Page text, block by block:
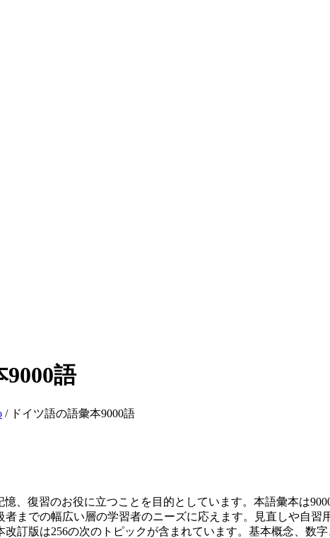
9000語
/ ドイツ語の語彙本9000語
、復習のお役に立つことを目的としています。本語彙本は
までの幅広い層の学習者のニーズに応えます。見直しや自
訂版は256の次のトピックが含まれています。基本概念、数